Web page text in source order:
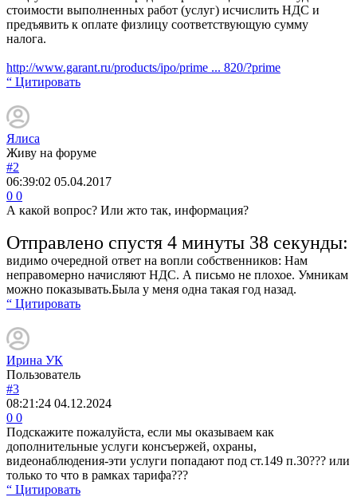
стоимости выполненных работ (услуг) исчислить НДС и
предъявить к оплате физлицу соответствующую сумму
налога.
http://www.garant.ru/products/ipo/prime ... 820/?prime
“ Цитировать
Ялиса
Живу на форуме
#2
06:39:02 05.04.2017
0 0
А какой вопрос? Или жто так, информация?
Отправлено спустя 4 минуты 38 секунды:
видимо очередной ответ на вопли собственников: Нам
неправомерно начисляют НДС. А письмо не плохое. Умникам
можно показывать.Была у меня одна такая год назад.
“ Цитировать
Ирина УК
Пользователь
#3
08:21:24 04.12.2024
0 0
Подскажите пожалуйста, если мы оказываем как
дополнительные услуги консъержей, охраны,
видеонаблюдения-эти услуги попадают под ст.149 п.30??? или
только то что в рамках тарифа???
“ Цитировать